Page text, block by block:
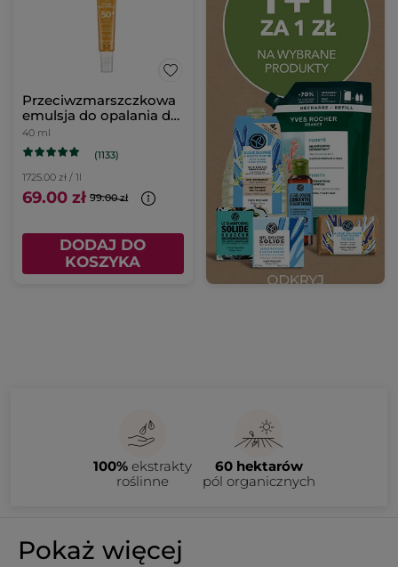
Przeciwzmarszczkowa
emulsja do opalania do
twarzy z wyciągiem z
mikołajka
nadmorskiego SPF50
40 ml
(1133)
1725.00 zł / 1l
69.00 zł 99.00 zł
DODAJ DO
KOSZYKA
100% ekstrakty
roślinne
60 hektarów
pól organicznych
Pokaż więcej